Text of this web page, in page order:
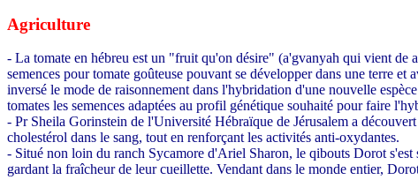
Agriculture
- La tomate en hébreu est un "fruit qu'on désire" (a'gvanyah qui vient de
semences pour tomate goûteuse pouvant se développer dans une terre
inversé le mode de raisonnement dans l'hybridation d'une nouvelle
tomates les semences adaptées au profil génétique souhaité pour faire
- Pr Sheila Gorinstein de l'Université Hébraïque de Jérusalem a
cholestérol dans le sang, tout en renforçant les activités anti-oxydantes.
- Situé non loin du ranch Sycamore d'Ariel Sharon, le qibouts Dorot s'est
gardant la fraîcheur de leur cueillette. Vendant dans le monde entier,